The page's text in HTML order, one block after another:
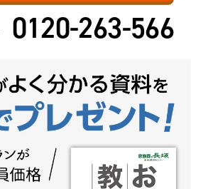
0120-263-566